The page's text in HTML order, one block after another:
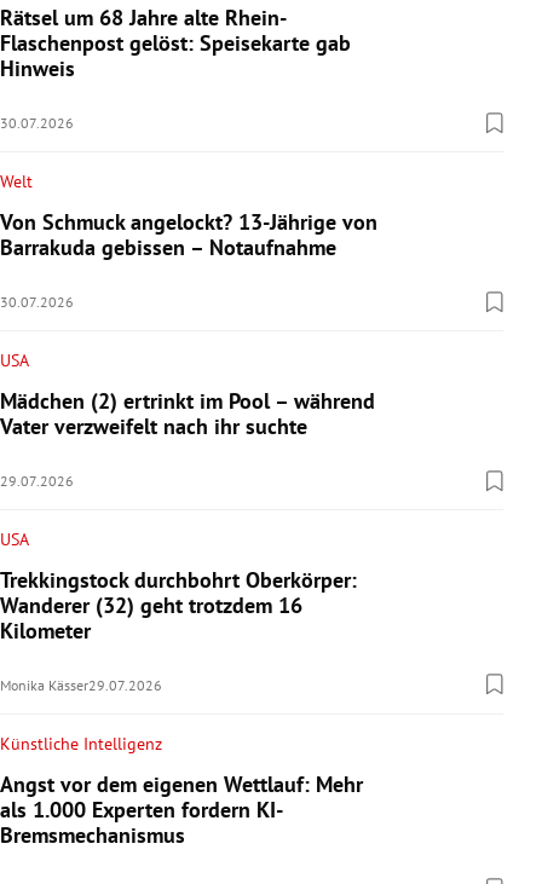
Rätsel um 68 Jahre alte Rhein-
Flaschenpost gelöst: Speisekarte gab
Hinweis
30.07.2026
Welt
Von Schmuck angelockt? 13-Jährige von
Barrakuda gebissen – Notaufnahme
30.07.2026
USA
Mädchen (2) ertrinkt im Pool – während
Vater verzweifelt nach ihr suchte
29.07.2026
USA
Trekkingstock durchbohrt Oberkörper:
Wanderer (32) geht trotzdem 16
Kilometer
Monika Kässer29.07.2026
Künstliche Intelligenz
Angst vor dem eigenen Wettlauf: Mehr
als 1.000 Experten fordern KI-
Bremsmechanismus